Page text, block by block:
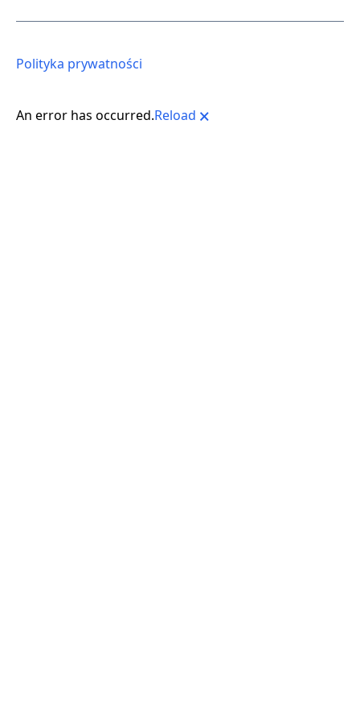
Polityka prywatności
An error has occurred.Reload 🗙